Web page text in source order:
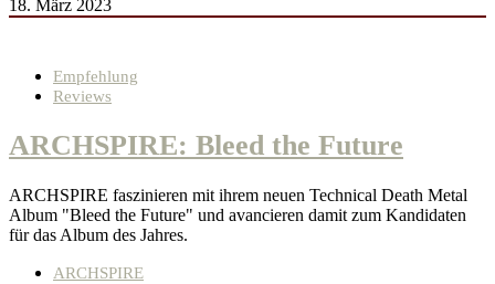
18. März 2023
Empfehlung
Reviews
ARCHSPIRE: Bleed the Future
ARCHSPIRE faszinieren mit ihrem neuen Technical Death Metal
Album "Bleed the Future" und avancieren damit zum Kandidaten
für das Album des Jahres.
ARCHSPIRE